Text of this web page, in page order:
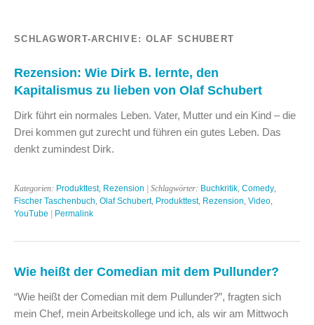
SCHLAGWORT-ARCHIVE: OLAF SCHUBERT
Rezension: Wie Dirk B. lernte, den
Kapitalismus zu lieben von Olaf Schubert
Dirk führt ein normales Leben. Vater, Mutter und ein Kind – die
Drei kommen gut zurecht und führen ein gutes Leben. Das
denkt zumindest Dirk.
Kategorien: Produkttest, Rezension | Schlagwörter: Buchkritik Comedy
Fischer Taschenbuch Olaf Schubert, Produkttest, Rezension Video
YouTube | Permalink
Wie heißt der Comedian mit dem Pullunder?
“Wie heißt der Comedian mit dem Pullunder?”, fragten sich
mein Chef, mein Arbeitskollege und ich, als wir am Mittwoch